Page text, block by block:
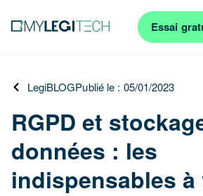
Essai
LegiBLOGPublié le : 05/01/2023
RGPD et
données : les
indispensables